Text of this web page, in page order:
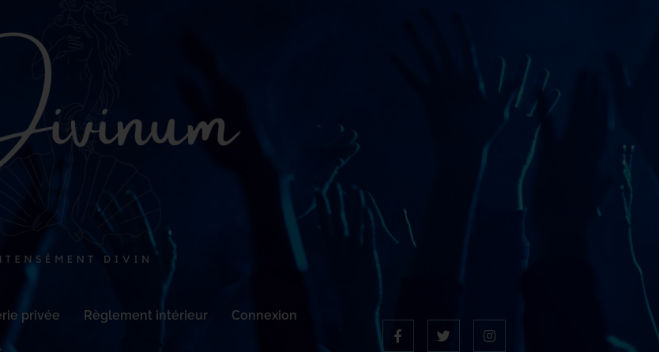
privée Règlement intérieur Connexion